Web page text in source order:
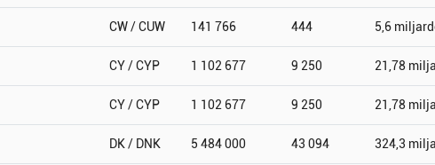
CW / CUW 141 766 444 5,6
CY / CYP 1 102 677 9 250 21,78
CY / CYP 1 102 677 9 250 21,78
DK / DNK 5 484 000 43 094 324,3